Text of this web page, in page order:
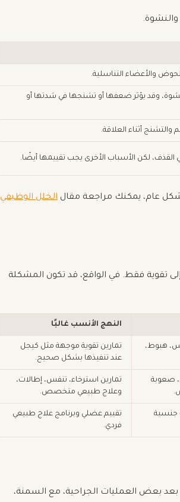
والأعضاء التناسلية.
وقد يؤثر ضعفها أو تشنجها في شدتها أو
أثناء العلاقة.
لكن الأسباب الأخرى يجب تقييمها أيضًا.
عام، يمكنك مراجعة مقال الخلل الوظيفي
تقوية فقط. في الواقع، قد تكون المشكلة
النهج الأنسب غالبًا
هبوط،
تمارين تقوية موجهة مثل كيجل
عند تنفيذها بشكل صحيح.
صعوبة
تمارين استرخاء، تنفس، إطالات،
وعلاج طبيعي متخصص.
جنسية
تقييم عضلي وبرنامج علاج طبيعي
فردي.
بعض العمليات الجراحية، مع السمنة،